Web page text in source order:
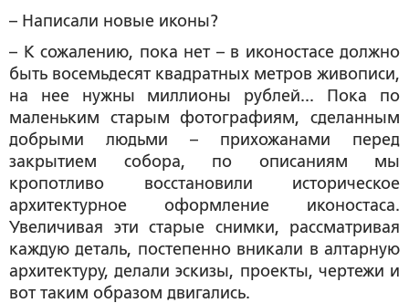
– Написали новые иконы?
– К сожалению, пока нет – в иконостасе должно
быть восемьдесят квадратных метров живописи,
на нее нужны миллионы рублей... Пока по
маленьким старым фотографиям, сделанным
добрыми людьми – прихожанами перед
закрытием собора, по описаниям мы
кропотливо восстановили историческое
архитектурное оформление иконостаса.
Увеличивая эти старые снимки, рассматривая
каждую деталь, постепенно вникали в алтарную
архитектуру, делали эскизы, проекты, чертежи и
вот таким образом двигались.